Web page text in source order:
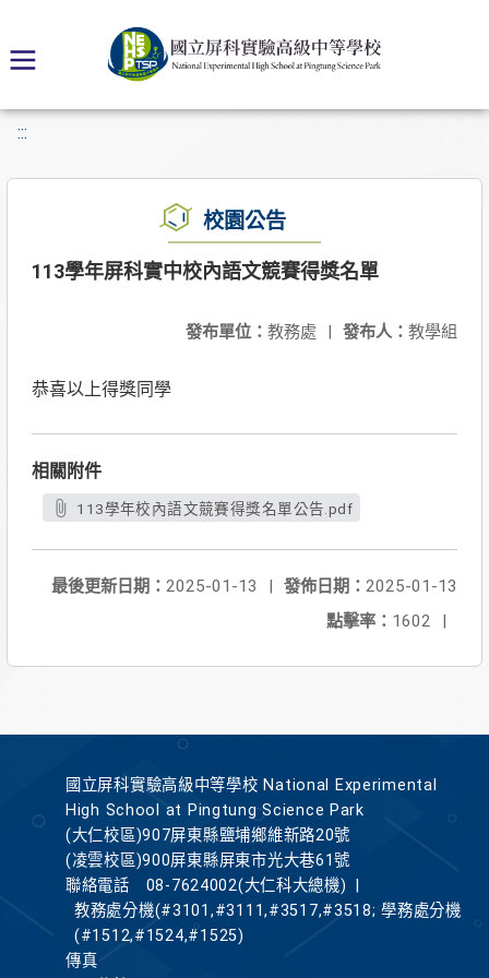
:::
校園公告
113學年屏科實中校內語文競賽得獎名單
發布人： 教學組
發布單位： 教務處 |
恭喜以上得獎同學
相關附件
113學年校內語文競賽得獎名單公告.pdf
發佈日期： 2025-01-13
最後更新日期： 2025-01-13
|
點擊率： 1602 |
國立屏科實驗高級中等學校 National Experimental
High School at Pingtung Science Park
(大仁校區)907屏東縣鹽埔鄉維新路20號
(凌雲校區)900屏東縣屏東市光大巷61號
聯絡電話
08-7624002(大仁科大總機)
教務處分機(#3101,#3111,#3517,#3518; 學務處分機
(#1512,#1524,#1525)
傳真